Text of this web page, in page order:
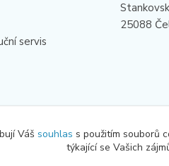
servis
25088
Váš souhlas s použitím souborů
týkající se Vašich